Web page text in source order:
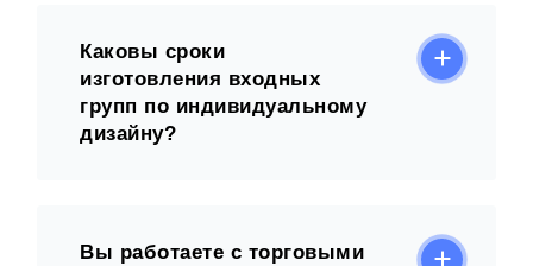
Каковы сроки
изготовления входных
групп по индивидуальному
дизайну?
Вы работаете с торговыми